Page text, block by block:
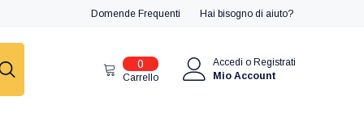
Domende Frequenti Hai bisogno di aiuto?
0
articoli
Carrello
Accedi o Registrati
Mio Account